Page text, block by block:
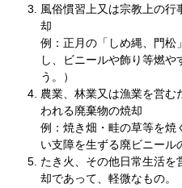
風俗慣習上又は宗教上の行
却
例：正月の「しめ縄、門松
し、ビニールや飾り等燃や
う。）
農業、林業又は漁業を営む
われる廃棄物の焼却
例：焼き畑・畦の草等を焼
い支障を生ずる廃ビニール
たき火、その他日常生活を
却であって、軽微なもの。